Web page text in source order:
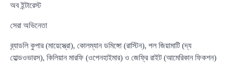
অব ইন্টারেস্ট
সেরা অভিনেতা
ব্র্যাডলি কুপার (মায়েস্ত্রো), কোলম্যান ডমিঙ্গো (রাস্টিন), পল জিয়ামাটি (দ্য
হোল্ডওভারস), কিলিয়ান মারফি (ওপেনহাইমার) ও জেফ্রি রাইট (আমেরিকান ফিকশন)